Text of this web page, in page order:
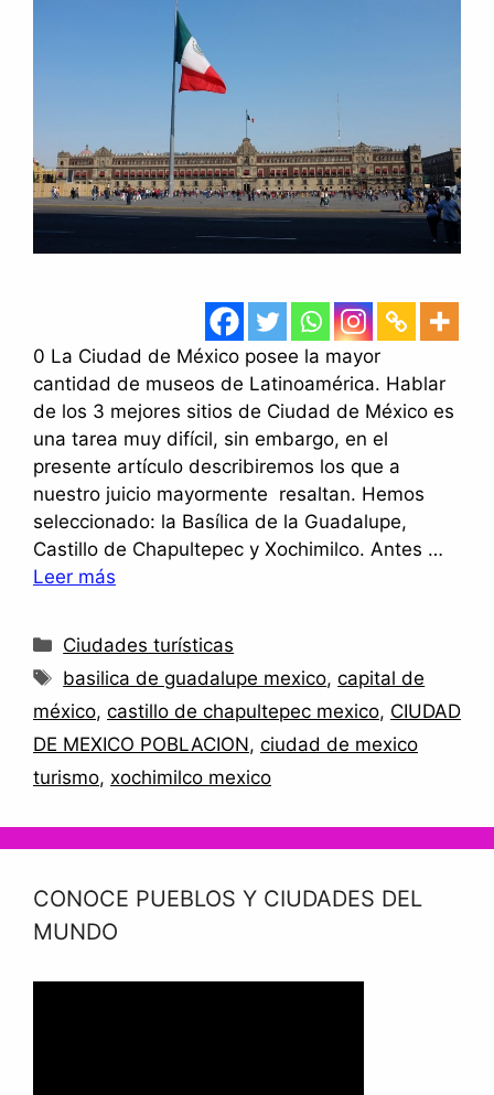
0 La Ciudad de México posee la mayor
cantidad de museos de Latinoamérica. Hablar
de los 3 mejores sitios de Ciudad de México es
una tarea muy difícil, sin embargo, en el
presente artículo describiremos los que a
nuestro juicio mayormente resaltan. Hemos
seleccionado: la Basílica de la Guadalupe,
Castillo de Chapultepec y Xochimilco. Antes …
Leer más
Categorías
Ciudades turísticas
Etiquetas
basilica de guadalupe mexico,capital de
méxico, castillo de chapultepec mexico, CIUDAD
DE MEXICO POBLACION, ciudad de mexico
turismo, xochimilco mexico
CONOCE PUEBLOS Y CIUDADES DEL
MUNDO